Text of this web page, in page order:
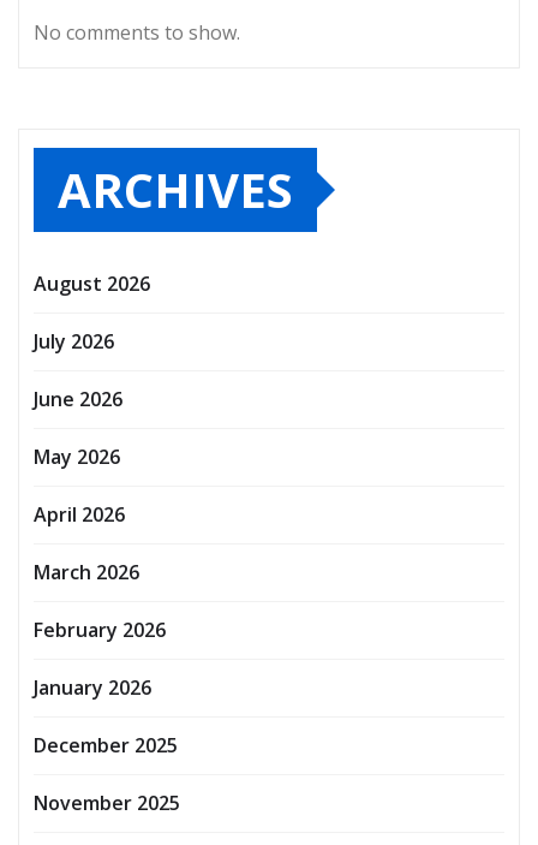
No comments to show.
ARCHIVES
August 2026
July 2026
June 2026
May 2026
April 2026
March 2026
February 2026
January 2026
December 2025
November 2025